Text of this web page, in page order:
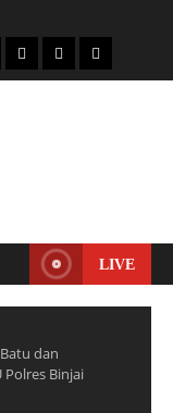
LIVE
dan
Polres Binjai